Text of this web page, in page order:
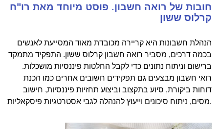
חובות של רואה חשבון. פוסט מיוחד מאת רו"ח
קרלוס ששון
הנהלת חשבונות היא קריירה מכובדת מאוד המסייעת לאנשים
בכמה דרכים, מסביר רואה חשבון קרלוס ששון. התפקיד מתמקד
ברישום וניתוח נתונים כדי לקבל החלטות פיננסיות מושכלות.
רואי חשבון מבצעים גם תפקידים חשובים אחרים כמו הכנת
דוחות ביקורת, סיוע בתקצוב וביצוע תחזיות פיננסיות, חישוב
מסים, ניתוח סיכונים וייעוץ להנהלה לגבי אסטרטגיות פיסקאליות.